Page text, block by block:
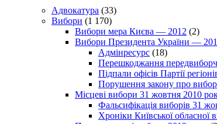
Адвокатура (33)
Вибори (1 170)
Вибори мера Києва — 2012 (2)
Вибори Президента України —
Адмінресурс (18)
Перешкоджання
Підпали офісів Партії
Порушення закону про
Місцеві вибори 31 жовтня 2010
Фальсифікація виборів 31
Хроніки Київської обласної